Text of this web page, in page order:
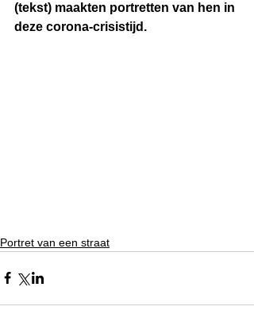
(tekst) maakten portretten van hen in
deze corona-crisistijd.
Portret van een straat